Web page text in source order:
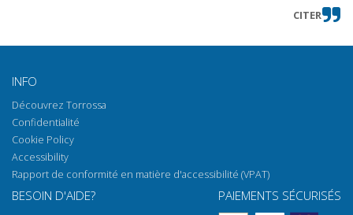
CITER
INFO
Découvrez Torrossa
Confidentialité
Cookie Policy
Accessibility
Rapport de conformité en matière d'accessibilité (VPAT)
BESOIN D'AIDE? PAIEMENTS SÉCURISÉS